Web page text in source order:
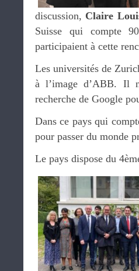
discussion, Claire
Suisse qui compte
participaient à cette
Les universités de
à l’image d’ABB. Il
recherche de Google
Dans ce pays qui
pour passer du monde
Le pays dispose du